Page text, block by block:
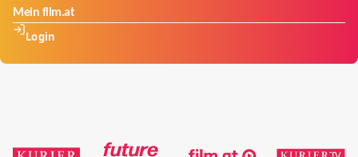
Mein film.at
Login